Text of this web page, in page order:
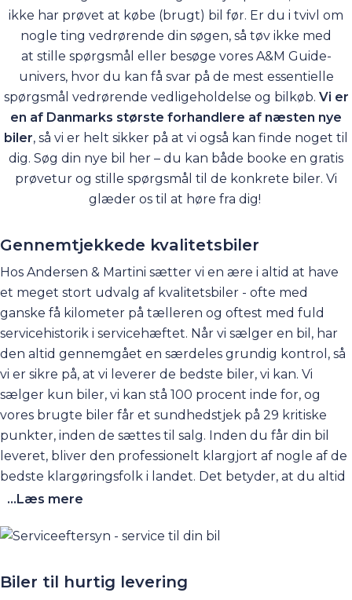
ikke har prøvet at købe (brugt) bil før. Er du i tvivl om
nogle ting vedrørende din søgen, så tøv ikke med
at stille spørgsmål eller besøge vores A&M Guide-
univers, hvor du kan få svar på de mest essentielle
spørgsmål vedrørende vedligeholdelse og bilkøb. Vi er
en af Danmarks største forhandlere af næsten nye
biler, så vi er helt sikker på at vi også kan finde noget til
dig. Søg din nye bil her – du kan både booke en gratis
prøvetur og stille spørgsmål til de konkrete biler. Vi
glæder os til at høre fra dig!
Gennemtjekkede kvalitetsbiler
Hos Andersen & Martini sætter vi en ære i altid at have
et meget stort udvalg af kvalitetsbiler - ofte med
ganske få kilometer på tælleren og oftest med fuld
servicehistorik i servicehæftet. Når vi sælger en bil, har
den altid gennemgået en særdeles grundig kontrol, så
vi er sikre på, at vi leverer de bedste biler, vi kan. Vi
sælger kun biler, vi kan stå 100 procent inde for, og
vores brugte biler får et sundhedstjek på 29 kritiske
punkter, inden de sættes til salg. Inden du får din bil
leveret, bliver den professionelt klargjort af nogle af de
bedste klargøringsfolk i landet. Det betyder, at du altid
modtager en skinnende ny bil, der står skarpt både
god samvittighed aflevere bilerne til vores glade
også selvom den skulle have nogle kilometer bag sig.
...Læs mere
Biler til hurtig levering